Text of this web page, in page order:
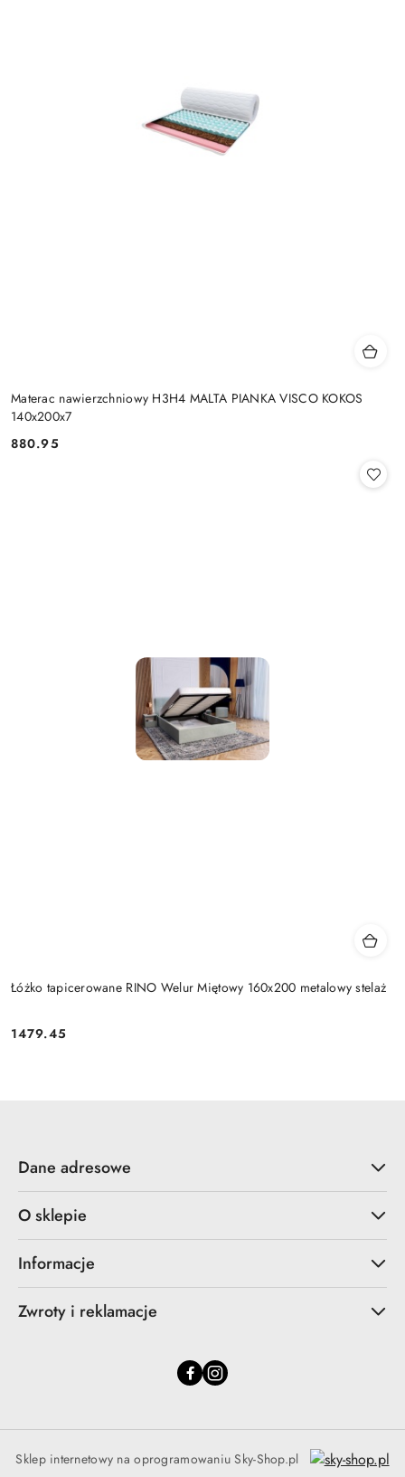
Materac nawierzchniowy H3H4 MALTA PIANKA VISCO KOKOS
140x200x7
Cena:
880.95
Łóżko tapicerowane RINO Welur Miętowy 160x200 metalowy stelaż
Cena:
1479.45
Dane adresowe
O sklepie
Informacje
Zwroty i reklamacje
Sklep internetowy na oprogramowaniu Sky-Shop.pl